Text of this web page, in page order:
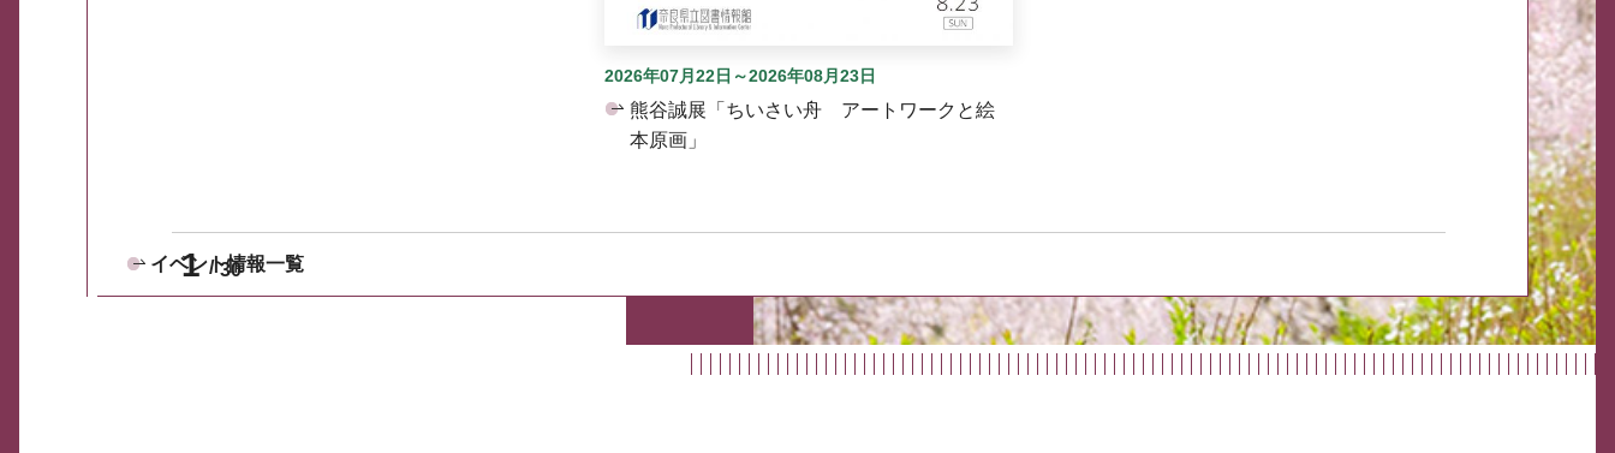
1 30
2026年07月22日～2026年08月23日
熊谷誠展「ちいさい舟 アートワークと絵
本原画」
イベント情報一覧